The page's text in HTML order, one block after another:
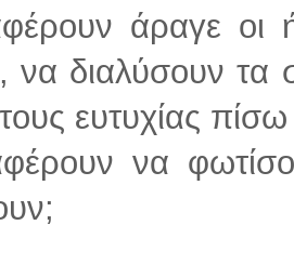
άραγε οι
να διαλύσουν τα
ευτυχίας
να